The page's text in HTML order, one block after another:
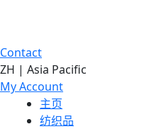
Contact
ZH | Asia Pacific
My Account
主页
纺织品